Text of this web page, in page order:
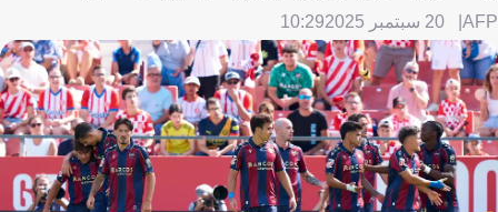
AFP 20 سبتمبر 2025 10:29